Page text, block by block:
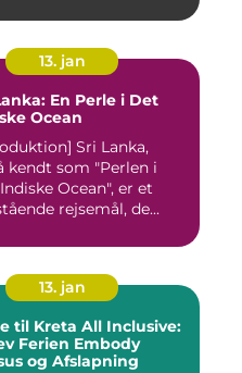
13. jan
En Perle i Det
Ocean
Sri Lanka,
kendt som "Perlen i
Ocean", er et
rejsemål, de...
13. jan
til Kreta All Inclusive:
Ferien Embody
og Afslapning